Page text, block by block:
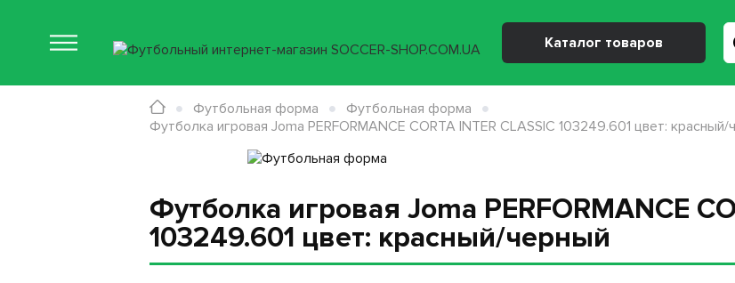
Футболка игровая Joma PERFORMANCE
103249.601 цвет: красный/черный
Каталог товаров
Футбольная форма
Футбольная форма
Футболка игровая Joma PERFORMANCE CORTA INTER CLASSIC 103249.601 цвет: красный/